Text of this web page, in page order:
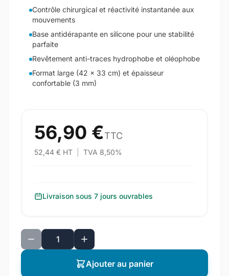
Contrôle chirurgical et réactivité instantanée aux
mouvements
Base antidérapante en silicone pour une stabilité
parfaite
Revêtement anti-traces hydrophobe et oléophobe
Format large (42 x 33 cm) et épaisseur
confortable (3 mm)
56,90 €TTC
52,44 € HT TVA 8,50%
Livraison sous 7 jours ouvrables
Ajouter au panier